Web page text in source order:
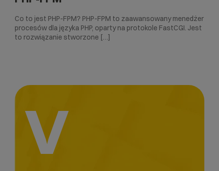
Co to jest PHP-FPM? PHP-FPM to zaawansowany menedżer
procesów dla języka PHP, oparty na protokole FastCGI. Jest
to rozwiązanie stworzone […]
V